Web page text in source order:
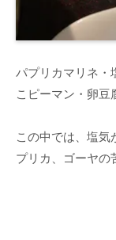
パプリカマリネ・
こピーマン・卵豆
この中では、塩気
プリカ、ゴーヤの